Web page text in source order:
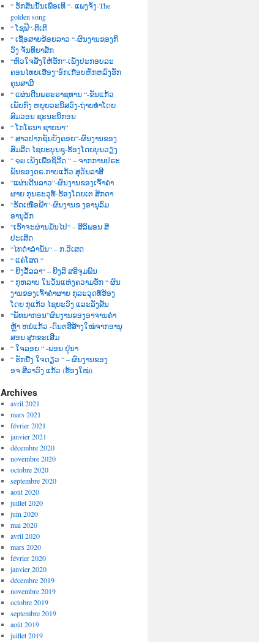
“ ຮັກສັນນັ້ນເພື່ອເທີ “- ແພງຈັງ-The
golden song
“ ໂຊຟີ“-ຕີເຕີ
“ ເຊື້ອສາຍຂ້ອຍລາວ “-ຜົນງານຂອງກິ
ວົງ ຈັນທິຍາສັກ
“ຫົວໃຈສັ່ງໃຫ້ຮັກ“-ເພັງປະກອບລະ
ຄອນໄທຍເຮື່ອງ“ອົກເກືອບຫັກຫລົງຮັກ
ຄຸນສາມີ
“ ແຜ່ນດີນພຣະຣາຊທານ “-ຂັນແກ້ວ
ເພັຍກົງ ຫຍຸຍວະນິສວົງ-ຖ່າຍທຳໂດຍ
ສົມວອນ ຊະນະນິກອນ
“ ໂກໂຣນາ ຊາຍນາ“
“ ສາວປາກຊັນຍັງຄອຍ“-ຜົນງານຂອງ
ສົມລີດ ໄຊຍະບຸນຊູ-ຮ້ອງໂດຍບຸນວຽງ
“ ໑໙ ເພັງເພື່ອຊິວີດ “ – ຈາກການປຣະ
ພັນຂອງດຣ.ກາບແກ້ວ ສຸວັນລາສີ
“ແຜ່ນດີນລາວ“-ຜົນງານຂອງເຈົ້າຄຳ
ຜາຍ ກຸນຣະວຸທ໌-ຮ້ອງໂດຍເຕ ສັກດາ
“ຮັດເໜືອຟ້າ“-ຜົນງານຂ ງອານຸລົມ
ອານຸລັກ
“ເຮົາຈະຜ່ານມັນໄປ“ – ສີລິພອນ ສີ
ປະເສີດ
“ໄທດຳລຳພັນ“ – ກ.ວິເສດ
“ ແຄ່ໂສດ “
“ ຍີງລັ້ລລາ“ – ຍີງລີ ສຣີຈຸມພົນ
“ ກຸຫລາບ ໃນວັນແຫ່ງຄວາມຮັກ “ ຜົນ
ງານຂອງເຈົ້າຄຳຜາຍ ກຸລະວຸດທ໌ຮ້ອງ
ໂດຍ ກຸແກ້ວ ໄຊຍະວົງ ແລະລັງສັນ
“ພັທນາກອນ”ຜົນງານຂອງອາຈານຄຳ
ຫຼ້າ ຫນໍແກ້ວ -ດົນຕຮີສ້າງໃໝ່ຈາກອານຸ
ສອນ ສຸກຂະເສີມ
“ ໃຈລອຍ “ -ພອນ ຢູ່ນາ
“ ຮັກນື່ງ ໃຈດຽວ “ – ຜົນງານຂອງ
ອຈ.ສີລາວົງ ແກ້ວ (ຮ້ອງໃໝ່)
Archives
avril 2021
mars 2021
février 2021
janvier 2021
décembre 2020
novembre 2020
octobre 2020
septembre 2020
août 2020
juillet 2020
juin 2020
mai 2020
avril 2020
mars 2020
février 2020
janvier 2020
décembre 2019
novembre 2019
octobre 2019
septembre 2019
août 2019
juillet 2019